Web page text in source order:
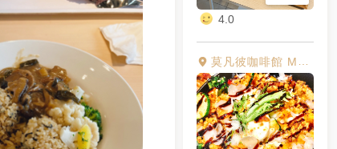
4.0
莫凡彼咖啡館 MÖVENPICK Café 華泰名品城